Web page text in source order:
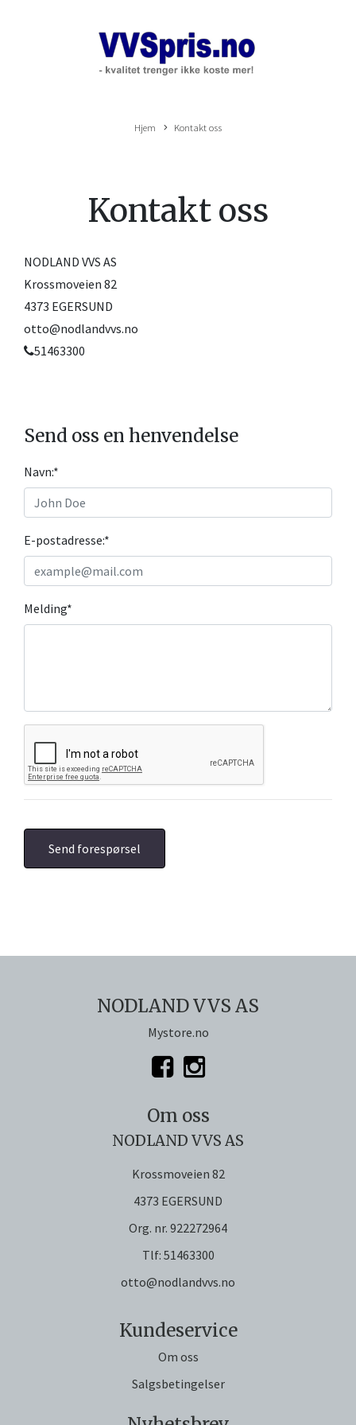
Hjem Kontakt oss
Kontakt oss
NODLAND VVS AS
Krossmoveien 82
4373 EGERSUND
otto@nodlandvvs.no
51463300
Send oss en henvendelse
Navn:*
E-postadresse:*
Melding*
NODLAND VVS AS
Mystore.no
Om oss
NODLAND VVS AS
Krossmoveien 82
4373 EGERSUND
Org. nr. 922272964
Tlf: 51463300
otto@nodlandvvs.no
Kundeservice
Om oss
Salgsbetingelser